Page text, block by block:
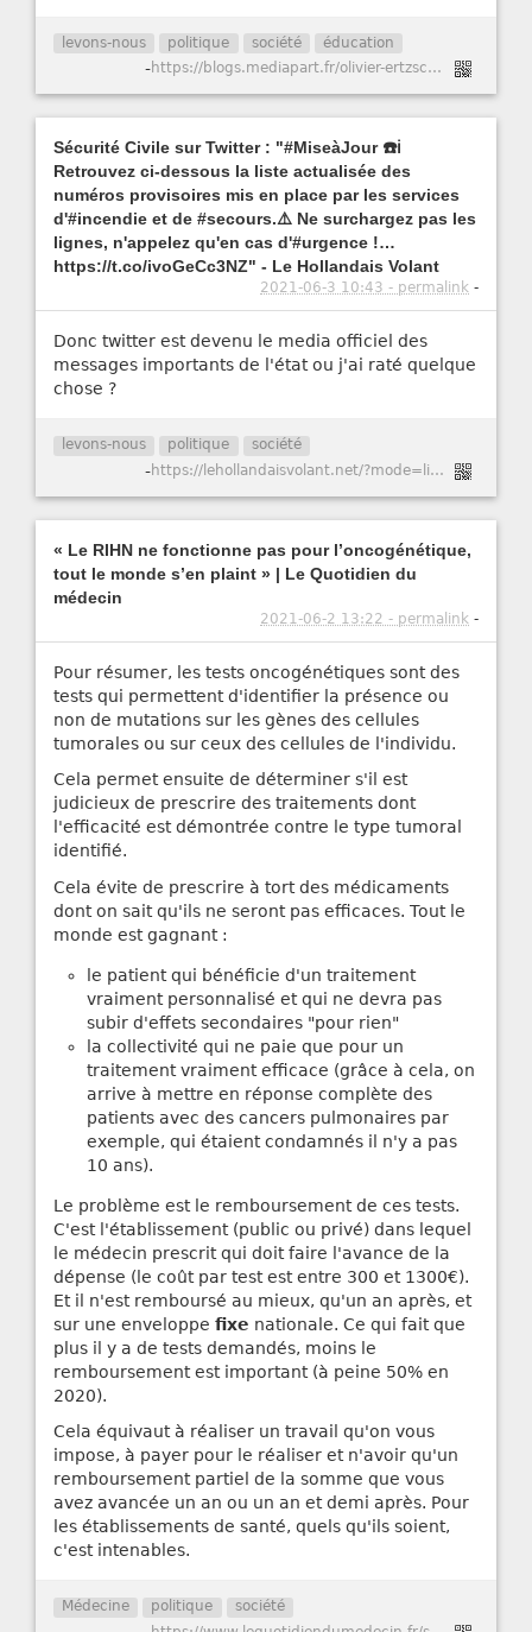
levons-nous politique société éducation
- https://blogs.mediapart.fr/olivier-ertzscheid/blog/030621/parcousup2021-sucks-encore-plus-que-dhabitude
Sécurité Civile sur Twitter : "#MiseàJour ☎️ℹ️
Retrouvez ci-dessous la liste actualisée des
numéros provisoires mis en place par les services
d'#incendie et de #secours.⚠️ Ne surchargez pas les
lignes, n'appelez qu'en cas d'#urgence !…
https://t.co/ivoGeCc3NZ" - Le Hollandais Volant
2021-06-3 10:43 - permalink -
Donc twitter est devenu le media officiel des
messages importants de l'état ou j'ai raté quelque
chose ?
levons-nous politique société
- https://lehollandaisvolant.net/?mode=links&id=20210602223435
« Le RIHN ne fonctionne pas pour l’oncogénétique,
tout le monde s’en plaint » | Le Quotidien du
médecin
2021-06-2 13:22 - permalink -
Pour résumer, les tests oncogénétiques sont des
tests qui permettent d'identifier la présence ou
non de mutations sur les gènes des cellules
tumorales ou sur ceux des cellules de l'individu.
Cela permet ensuite de déterminer s'il est
judicieux de prescrire des traitements dont
l'efficacité est démontrée contre le type tumoral
identifié.
Cela évite de prescrire à tort des médicaments
dont on sait qu'ils ne seront pas efficaces. Tout le
monde est gagnant :
le patient qui bénéficie d'un traitement
vraiment personnalisé et qui ne devra pas
subir d'effets secondaires "pour rien"
la collectivité qui ne paie que pour un
traitement vraiment efficace (grâce à cela, on
arrive à mettre en réponse complète des
patients avec des cancers pulmonaires par
exemple, qui étaient condamnés il n'y a pas
10 ans).
Le problème est le remboursement de ces tests.
C'est l'établissement (public ou privé) dans lequel
le médecin prescrit qui doit faire l'avance de la
dépense (le coût par test est entre 300 et 1300€).
Et il n'est remboursé au mieux, qu'un an après, et
sur une enveloppe fixe nationale. Ce qui fait que
plus il y a de tests demandés, moins le
remboursement est important (à peine 50% en
2020).
Cela équivaut à réaliser un travail qu'on vous
impose, à payer pour le réaliser et n'avoir qu'un
remboursement partiel de la somme que vous
avez avancée un an ou un an et demi après. Pour
les établissements de santé, quels qu'ils soient,
c'est intenables.
Médecine politique société